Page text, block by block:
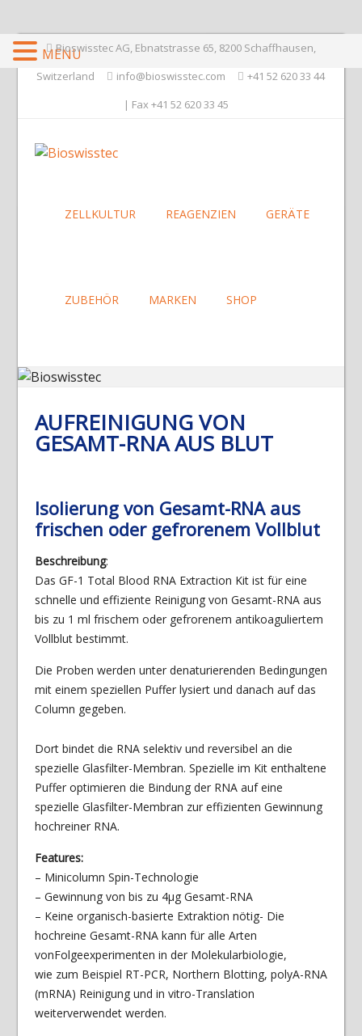
Bioswisstec AG, Ebnatstrasse 65, 8200 Schaffhausen,
Switzerland
info@bioswisstec.com
+41 52 620 33 44
| Fax +41 52 620 33 45
ZELLKULTUR REAGENZIEN GERÄTE
ZUBEHÖR MARKEN SHOP
AUFREINIGUNG VON
GESAMT-RNA AUS BLUT
Isolierung von Gesamt-RNA aus
frischen oder gefrorenem Vollblut
Beschreibung:
Das GF-1 Total Blood RNA Extraction Kit ist für eine
schnelle und effiziente Reinigung von Gesamt-RNA aus
bis zu 1 ml frischem oder gefrorenem antikoaguliertem
Vollblut bestimmt.
Die Proben werden unter denaturierenden Bedingungen
mit einem speziellen Puffer lysiert und danach auf das
Column gegeben.
Dort bindet die RNA selektiv und reversibel an die
spezielle Glasfilter-Membran. Spezielle im Kit enthaltene
Puffer optimieren die Bindung der RNA auf eine
spezielle Glasfilter-Membran zur effizienten Gewinnung
hochreiner RNA.
Features:
– Minicolumn Spin-Technologie
– Gewinnung von bis zu 4µg Gesamt-RNA
– Keine organisch-basierte Extraktion nötig- Die
hochreine Gesamt-RNA kann für alle Arten
vonFolgeexperimenten in der Molekularbiologie,
wie zum Beispiel RT-PCR, Northern Blotting, polyA-RNA
(mRNA) Reinigung und in vitro-Translation
weiterverwendet werden.
MENU